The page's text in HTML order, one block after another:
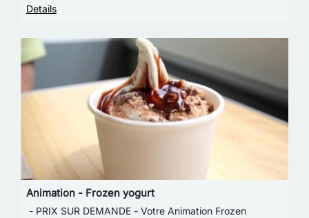
Details
Animation - Frozen yogurt
- PRIX SUR DEMANDE - Votre Animation Frozen